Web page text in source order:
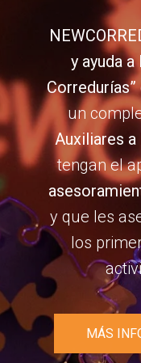
y ayuda
Corredurías”
un
Auxiliares
tengan el
y que les
los
MÁS